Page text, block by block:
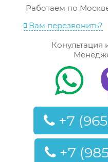
Работаем по
Вам перезвонить?
Конультация
+7
+7